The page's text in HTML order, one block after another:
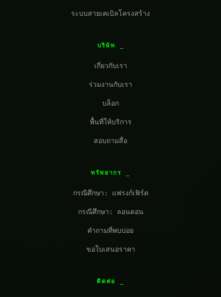
ระบบสายเคเบิลโครงสร้าง
บริษัท
เกี่ยวกับเรา
ร่วมงานกับเรา
บล็อก
พื้นที่ให้บริการ
สอบถามสื่อ
ทรัพยากร
กรณีศึกษา: แฟรงก์เฟิร์ต
กรณีศึกษา: ลอนดอน
คำถามที่พบบ่อย
ขอใบเสนอราคา
ติดต่อ